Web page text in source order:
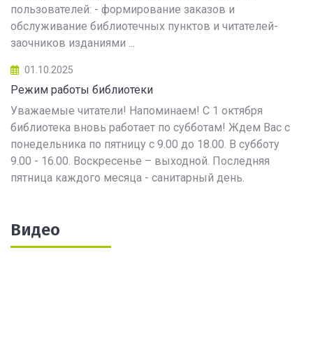
пользователей: - формирование заказов и
обслуживание библиотечных пунктов и читателей-
заочников изданиями ...
01.10.2025
Режим работы библиотеки
Уважаемые читатели! Напоминаем! С 1 октября
библиотека вновь работает по субботам! Ждем Вас с
понедельника по пятницу с 9.00 до 18.00. В субботу
9.00 - 16.00. Воскресенье – выходной. Последняя
пятница каждого месяца - санитарный день.
Видео